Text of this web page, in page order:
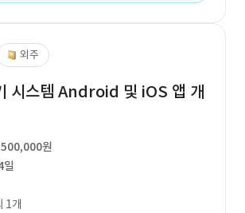
외주
시스템 Android 및 iOS 앱 개
원
일
1개